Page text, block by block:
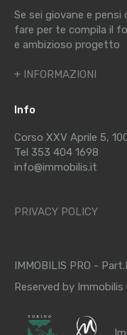
Se sei giovane e
fare per te compila il
e ambizioso progetto
+ INFORMAZIONI
Info
Corso XXV Aprile 5,
Tel 353 404 1698
info@immobilis.it
PRIVACY POLICY
IMMOBILIS PRO -
Reserved by Immobilis